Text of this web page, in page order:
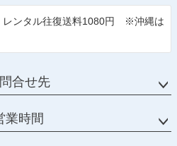
ンタル往復送料1080円 ※沖縄は
合せ先
業時間